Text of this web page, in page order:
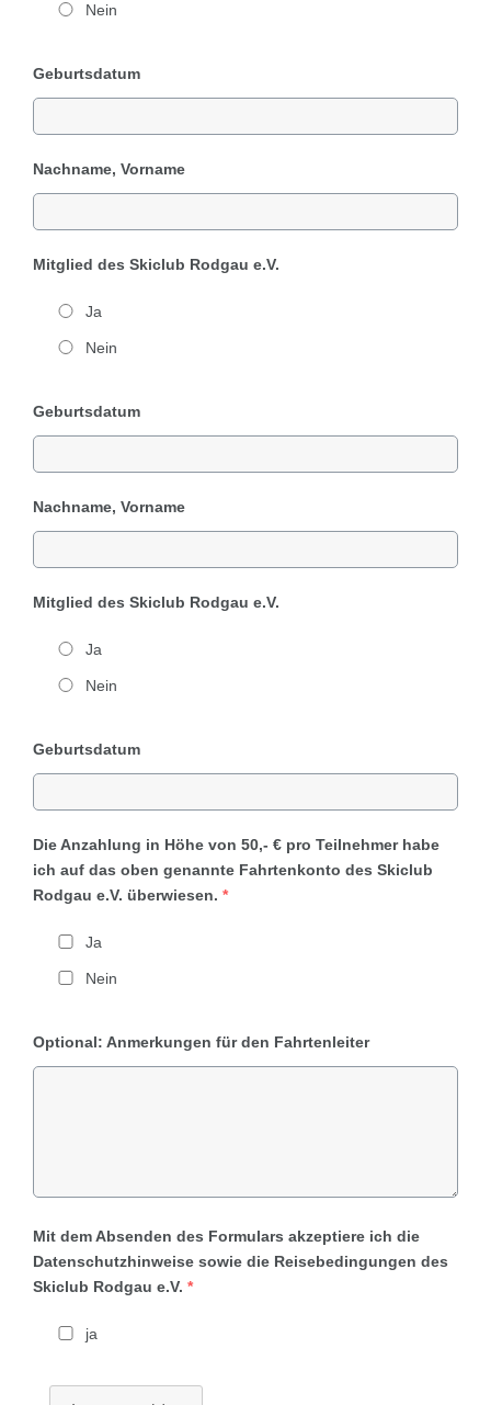
Nein
Geburtsdatum
Nachname, Vorname
Mitglied des Skiclub Rodgau e.V.
Ja
Nein
Geburtsdatum
Nachname, Vorname
Mitglied des Skiclub Rodgau e.V.
Ja
Nein
Geburtsdatum
Die Anzahlung in Höhe von 50,- € pro Teilnehmer habe
ich auf das oben genannte Fahrtenkonto des Skiclub
Rodgau e.V. überwiesen. *
Ja
Nein
Optional: Anmerkungen für den Fahrtenleiter
Mit dem Absenden des Formulars akzeptiere ich die
Datenschutzhinweise sowie die Reisebedingungen des
Skiclub Rodgau e.V. *
ja